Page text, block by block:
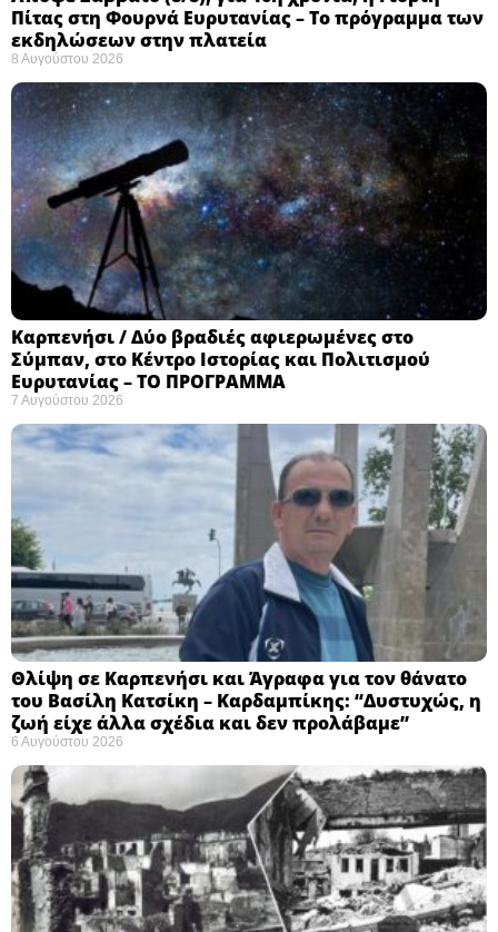
Πίτας στη Φουρνά Ευρυτανίας – Το πρόγραμμα των
εκδηλώσεων στην πλατεία
8 Αυγούστου 2026
Καρπενήσι / Δύο βραδιές αφιερωμένες στο
Σύμπαν, στο Κέντρο Ιστορίας και Πολιτισμού
Ευρυτανίας – ΤΟ ΠΡΟΓΡΑΜΜΑ
7 Αυγούστου 2026
Θλίψη σε Καρπενήσι και Άγραφα για τον θάνατο
του Βασίλη Κατσίκη – Καρδαμπίκης: “Δυστυχώς, η
ζωή είχε άλλα σχέδια και δεν προλάβαμε”
6 Αυγούστου 2026